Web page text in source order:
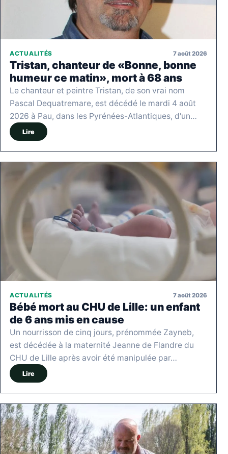
ACTUALITÉS 7 août 2026
Tristan, chanteur de «Bonne, bonne
humeur ce matin», mort à 68 ans
Le chanteur et peintre Tristan, de son vrai nom
Pascal Dequatremare, est décédé le mardi 4 août
2026 à Pau, dans les Pyrénées-Atlantiques, d'un…
Lire
ACTUALITÉS 7 août 2026
Bébé mort au CHU de Lille: un enfant
de 6 ans mis en cause
Un nourrisson de cinq jours, prénommée Zayneb,
est décédée à la maternité Jeanne de Flandre du
CHU de Lille après avoir été manipulée par…
Lire